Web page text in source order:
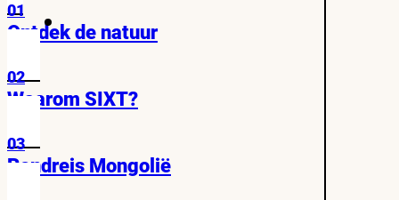
01
Ontdek de natuur
02
Waarom SIXT?
03
Rondreis Mongolië